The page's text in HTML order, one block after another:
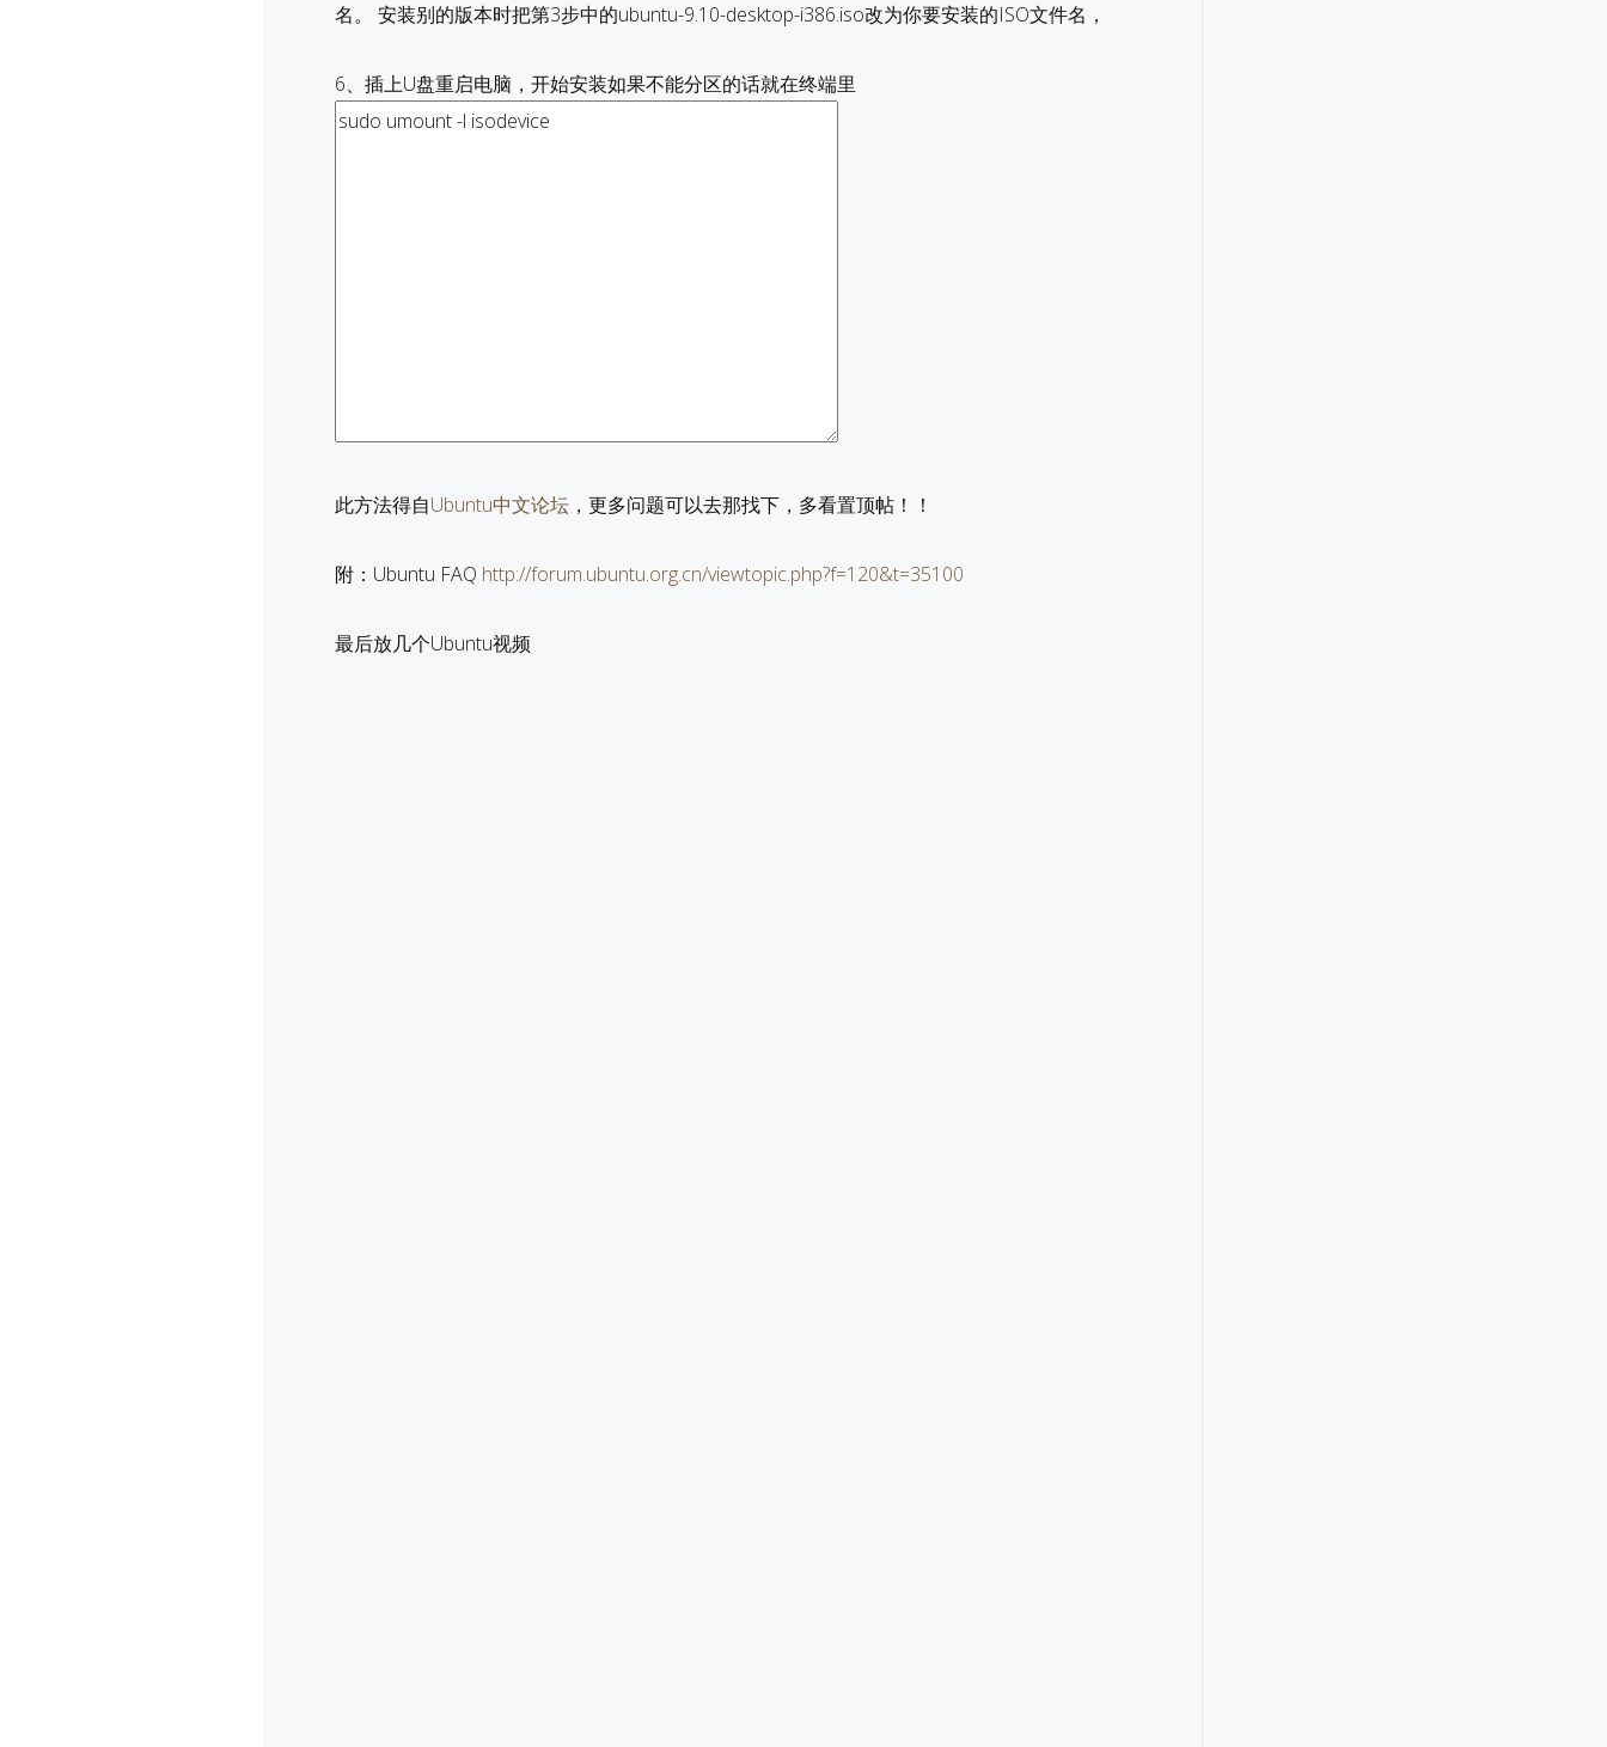
名。 安装别的版本时把第3步中的ubuntu-9.10-desktop-i386.iso改为你要安装的ISO文件名，
6、插上U盘重启电脑，开始安装如果不能分区的话就在终端里
此方法得自Ubuntu中文论坛 ，更多问题可以去那找下，多看置顶帖！！
附：Ubuntu FAQ http://forum.ubuntu.org.cn/viewtopic.php?f=120&t=35100
最后放几个Ubuntu视频